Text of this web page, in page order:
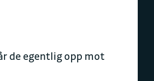
de egentlig opp mot